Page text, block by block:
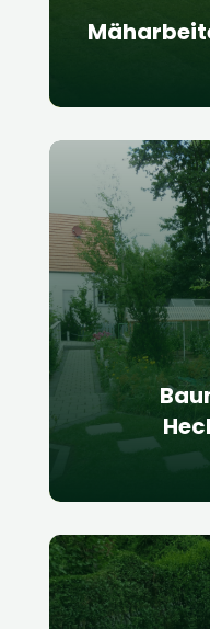
Wir
erfahrenes
Größe
Teich-